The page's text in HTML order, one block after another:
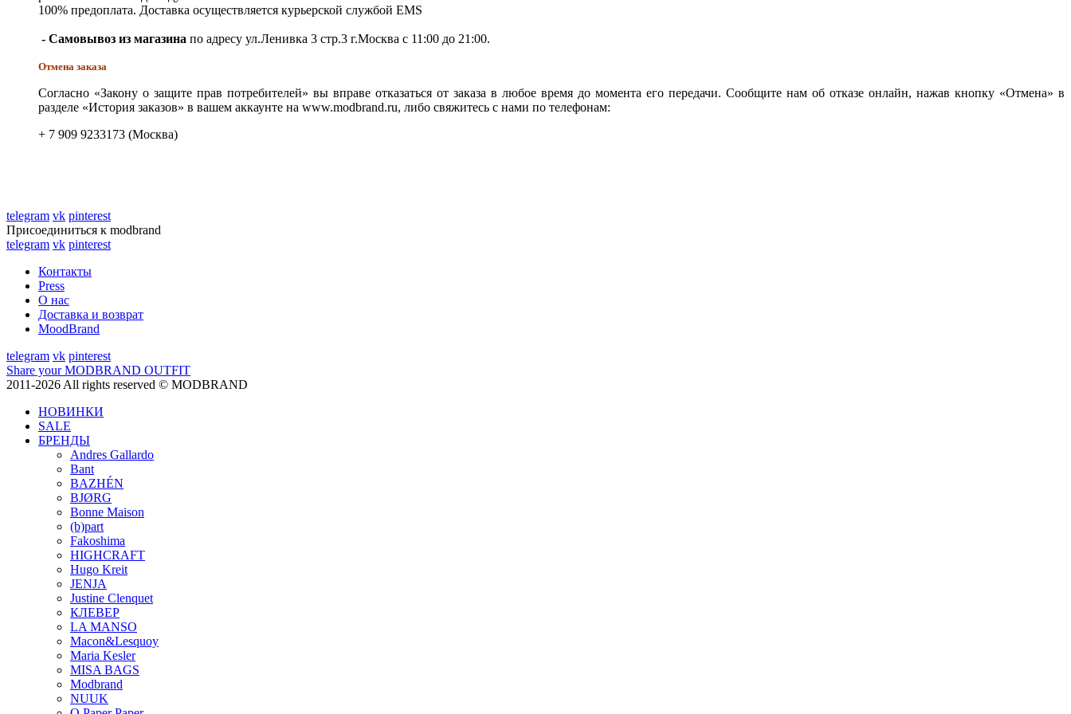
100% предоплата. Доставка осуществляется курьерской службой EMS
- Самовывоз из магазина по адресу ул.Ленивка 3 стр.3 г.Москва с 11:00 до 21:00.
Отмена заказа
Согласно «Закону о защите прав потребителей» вы вправе отказаться от заказа в любое время до момента его передачи. Сообщите нам об отказе онлайн, нажав кнопку «Отмена» в
разделе «История заказов» в вашем аккаунте на www.modbrand.ru, либо свяжитесь с нами по телефонам:
+ 7 909 9233173 (Москва)
telegram vk pinterest
Присоединиться к modbrand
telegram vk pinterest
Контакты
Press
О нас
Доставка и возврат
MoodBrand
telegram vk pinterest
Share your MODBRAND OUTFIT
2011-2026 All rights reserved © MODBRAND
НОВИНКИ
SALE
БРЕНДЫ
Andres Gallardo
Bant
BAZHÉN
BJØRG
Bonne Maison
(b)part
Fakoshima
HIGHCRAFT
Hugo Kreit
JENJA
Justine Clenquet
КЛЕВЕР
LA MANSO
Macon&Lesquoy
Maria Kesler
MISA BAGS
Modbrand
NUUK